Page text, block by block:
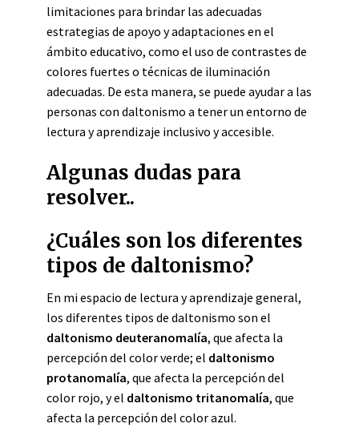
limitaciones para brindar las adecuadas
estrategias de apoyo y adaptaciones en el
ámbito educativo, como el uso de contrastes de
colores fuertes o técnicas de iluminación
adecuadas. De esta manera, se puede ayudar a las
personas con daltonismo a tener un entorno de
lectura y aprendizaje inclusivo y accesible.
Algunas dudas para
resolver..
¿Cuáles son los diferentes
tipos de daltonismo?
En mi espacio de lectura y aprendizaje general,
los diferentes tipos de daltonismo son el
daltonismo deuteranomalía, que afecta la
percepción del color verde; el daltonismo
protanomalía, que afecta la percepción del
color rojo, y el daltonismo tritanomalía, que
afecta la percepción del color azul.